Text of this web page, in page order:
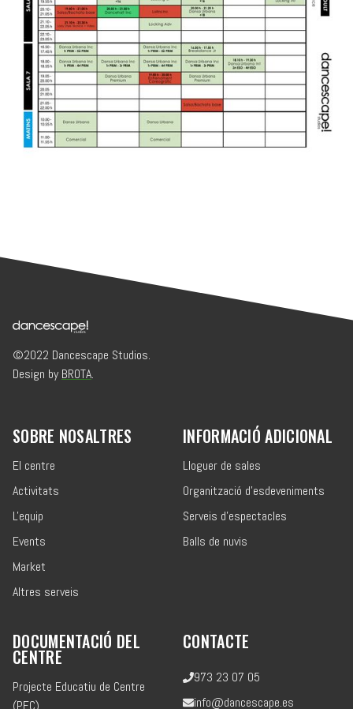
©2022 Dancescape Studios.
Design by BROTA.
SOBRE NOSALTRES
El centre
Activitats
L'equip
Events
Market
Altres serveis
INFORMACIÓ ADICIONAL
Lloguer de sales
Organització d'esdeveniments
Serveis d'espectacles
Balls de nuvis
CONTACTE
973 23 07 05
info@dancescape.es
DOCUMENTACIÓ DEL
CENTRE
Projecte Educatiu de Centre
(PEC)